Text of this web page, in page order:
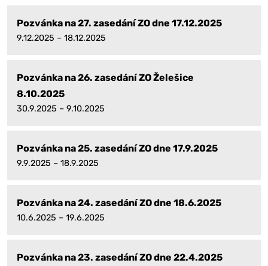
Pozvánka na 27. zasedání ZO dne 17.12.2025
9.12.2025 – 18.12.2025
Pozvánka na 26. zasedání ZO Želešice
8.10.2025
30.9.2025 – 9.10.2025
Pozvánka na 25. zasedání ZO dne 17.9.2025
9.9.2025 – 18.9.2025
Pozvánka na 24. zasedání ZO dne 18.6.2025
10.6.2025 – 19.6.2025
Pozvánka na 23. zasedání ZO dne 22.4.2025